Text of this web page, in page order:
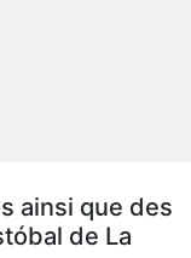
ainsi que des
de La